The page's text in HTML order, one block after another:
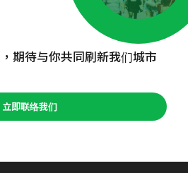
期待与你共同刷新我们城市
立即联络我们